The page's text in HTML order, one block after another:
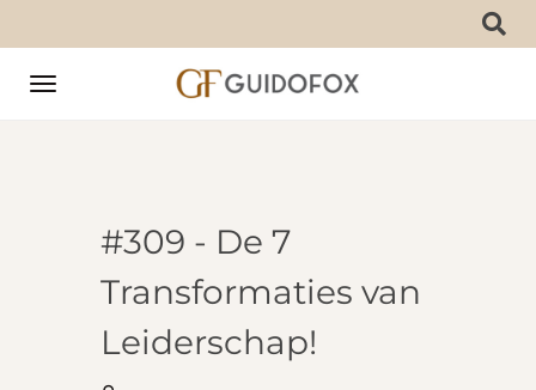
Toggle
#309 - De 7
Transformaties van
Leiderschap!